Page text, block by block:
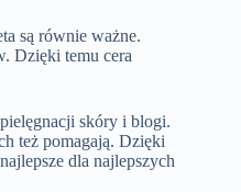
są równie ważne.
Dzięki temu cera
skóry i blogi.
też pomagają. Dzięki
dla najlepszych